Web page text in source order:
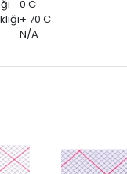
0 C
+ 70 C
N/A